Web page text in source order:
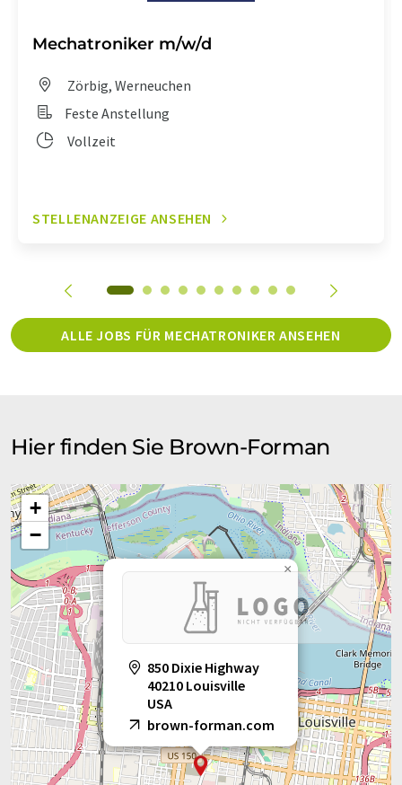
Mechatroniker m/w/d
Zörbig, Werneuchen
Feste Anstellung
Vollzeit
STELLENANZEIGE ANSEHEN
ALLE JOBS FÜR MECHATRONIKER ANSEHEN
Hier finden Sie Brown-Forman
850 Dixie Highway
40210 Louisville
USA
brown-forman.com
×
+
−